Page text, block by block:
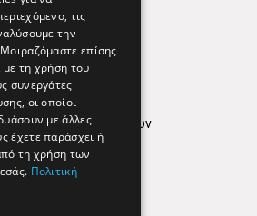
Απόρρητο
Όροι Χρήσης
προστασίας δεδομένων
Findhere
τις
την
επίσης
με τη χρήση του
συνεργάτες
οι οποίοι
με άλλες
έχετε παράσχει ή
τη χρήση των
Πολιτική